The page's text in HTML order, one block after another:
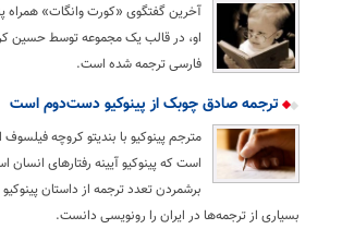
آخرین گفتگوی «کورت وانگات» همراه
او، در قالب یک مجموعه توسط حسین
فارسی ترجمه شده است.
ترجمه صادق چوبک از پینوکیو دست‌دوم است
مترجم پینوکیو با بندیتو کروچه فیلسوف
است که پینوکیو آیینه رفتارهای
برشمردن تعدد ترجمه از داستان پینوکیو
بسیاری از ترجمه‌ها در ایران را رونویسی دانست.